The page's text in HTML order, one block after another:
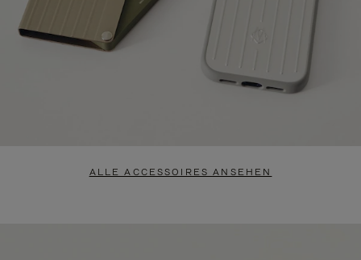
ALLE ACCESSOIRES ANSEHEN